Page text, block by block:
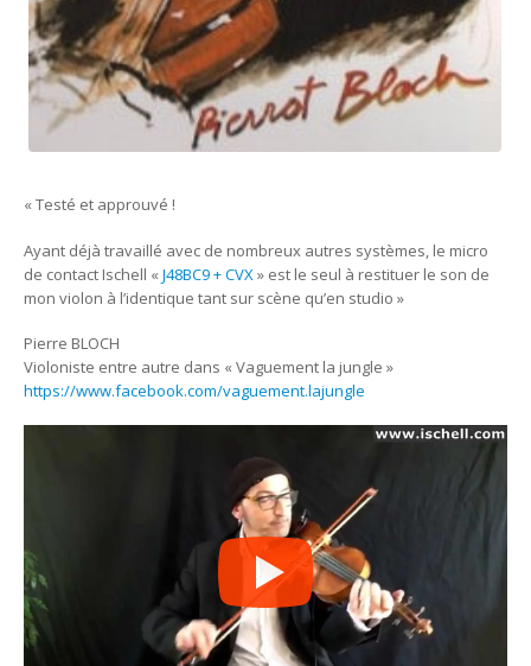
« Testé et approuvé !
Ayant déjà travaillé avec de nombreux autres systèmes, le micro
de contact Ischell «J48BC9 + CVX» est le seul à restituer le son de
mon violon à l’identique tant sur scène qu’en studio »
Pierre BLOCH
Violoniste entre autre dans « Vaguement la jungle »
https://www.facebook.com/vaguement.lajungle